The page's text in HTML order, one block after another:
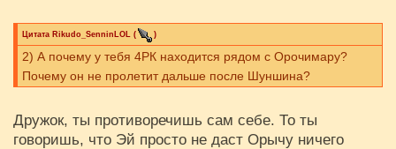
Цитата Rikudo_SenninLOL ( )
2) А почему у тебя 4РК находится рядом с Орочимару?
Почему он не пролетит дальше после Шуншина?
Дружок, ты противоречишь сам себе. То ты
говоришь, что Эй просто не даст Орычу ничего